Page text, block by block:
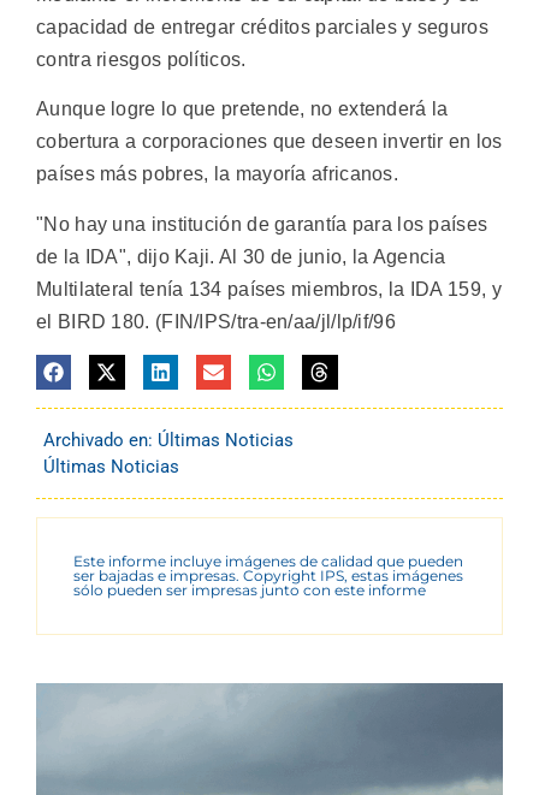
capacidad de entregar créditos parciales y seguros
contra riesgos políticos.
Aunque logre lo que pretende, no extenderá la
cobertura a corporaciones que deseen invertir en los
países más pobres, la mayoría africanos.
"No hay una institución de garantía para los países
de la IDA", dijo Kaji. Al 30 de junio, la Agencia
Multilateral tenía 134 países miembros, la IDA 159, y
el BIRD 180. (FIN/IPS/tra-en/aa/jl/lp/if/96
Archivado en: Últimas Noticias
Últimas Noticias
Este informe incluye imágenes de calidad que pueden
ser bajadas e impresas. Copyright IPS, estas imágenes
sólo pueden ser impresas junto con este informe